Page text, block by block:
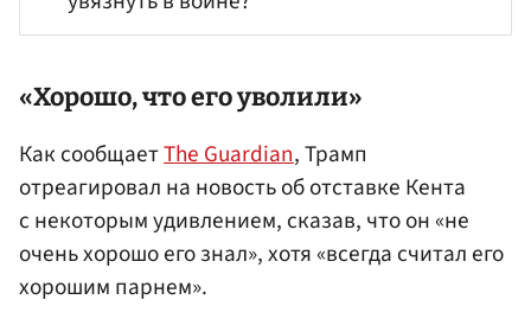
«Хорошо, что его уволили»
Как сообщаетThe Guardian, Трамп
отреагировал на новость об отставке Кента
с некоторым удивлением, сказав, что он «не
очень хорошо его знал», хотя «всегда считал его
хорошим парнем».